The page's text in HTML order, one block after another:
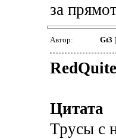
за
Автор: Gt3
RedQuite
Цитата
Трусы с